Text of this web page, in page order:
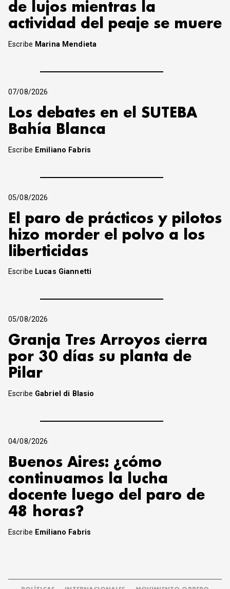
de lujos mientras la
actividad del peaje se muere
Escribe Marina Mendieta
07/08/2026
Los debates en el SUTEBA
Bahía Blanca
Escribe Emiliano Fabris
05/08/2026
El paro de prácticos y pilotos
hizo morder el polvo a los
liberticidas
Escribe Lucas Giannetti
05/08/2026
Granja Tres Arroyos cierra
por 30 días su planta de
Pilar
Escribe Gabriel di Blasio
04/08/2026
Buenos Aires: ¿cómo
continuamos la lucha
docente luego del paro de
48 horas?
Escribe Emiliano Fabris